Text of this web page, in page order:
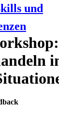
und